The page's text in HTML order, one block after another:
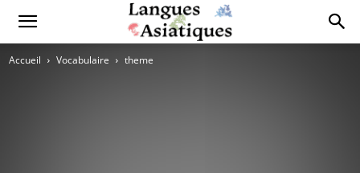
Accueil Vocabulaire theme